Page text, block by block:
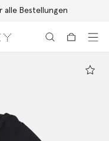
alle Bestellungen